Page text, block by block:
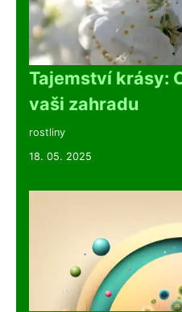
Tajemství krásy:
vaši zahradu
rostliny
18. 05. 2025